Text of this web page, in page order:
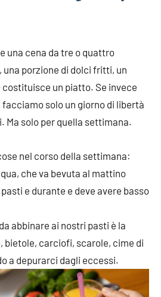
una cena da tre o quattro
porzione di dolci fritti, un
un piatto. Se invece
solo un giorno di libertà
Ma solo per quella settimana.
nel corso della settimana:
che va bevuta al mattino
e durante e deve avere basso
abbinare ai nostri pasti è la
bietole, carciofi, scarole, cime di
a depurarci dagli eccessi.